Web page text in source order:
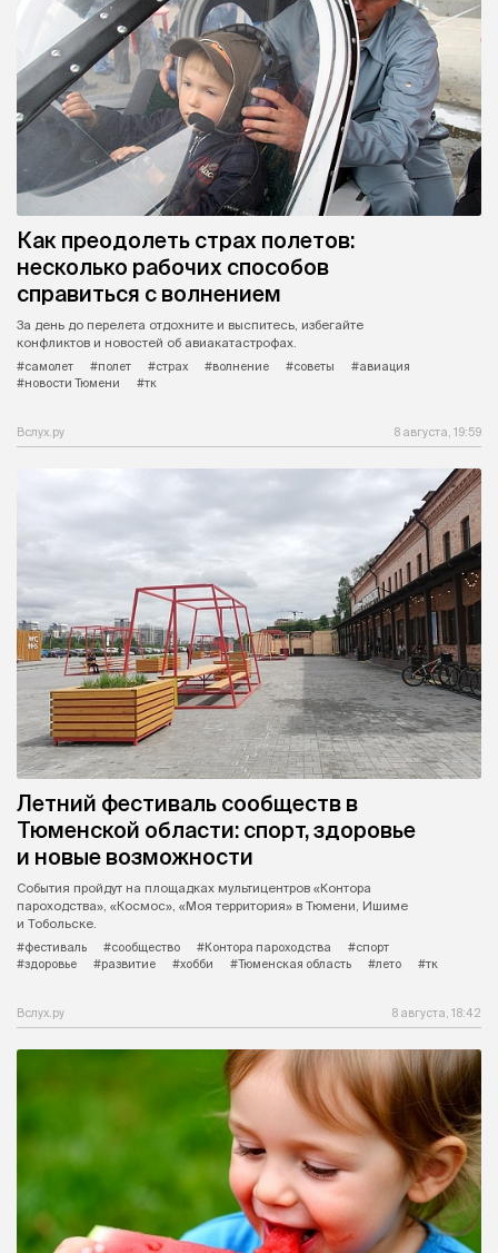
Как преодолеть страх полетов:
несколько рабочих способов
справиться с волнением
За день до перелета отдохните и выспитесь, избегайте
конфликтов и новостей об авиакатастрофах.
#самолет
#полет #страх #волнение #советы
#авиация
#новости Тюмени
#тк
Вслух.ру 8 августа, 19:59
Летний фестиваль сообществ в
Тюменской области: спорт, здоровье
и новые возможности
События пройдут на площадках мультицентров «Контора
пароходства», «Космос», «Моя территория» в Тюмени, Ишиме
и Тобольске.
#фестиваль
#сообщество #Контора пароходства
#спорт
#здоровье
#развитие #хобби #Тюменская область #лето #тк
Вслух.ру 8 августа, 18:42